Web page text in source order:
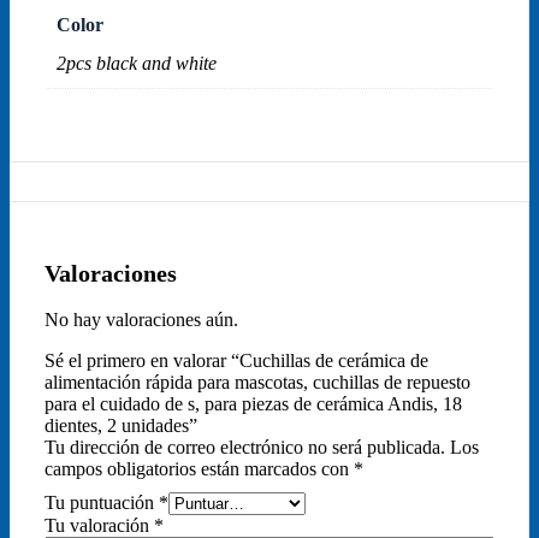
Color
2pcs black and white
Valoraciones
No hay valoraciones aún.
Sé el primero en valorar “Cuchillas de cerámica de
alimentación rápida para mascotas, cuchillas de repuesto
para el cuidado de s, para piezas de cerámica Andis, 18
dientes, 2 unidades”
Tu dirección de correo electrónico no será publicada. Los
campos obligatorios están marcados con *
Tu puntuación *
Tu valoración *